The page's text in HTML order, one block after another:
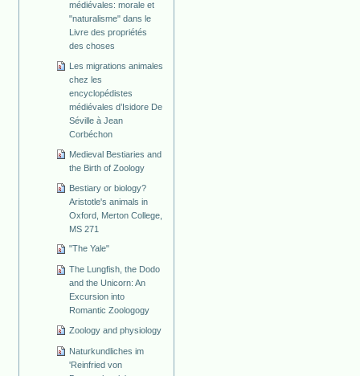
médiévales: morale et
"naturalisme" dans le
Livre des propriétés
des choses
Les migrations animales
chez les
encyclopédistes
médiévales d’Isidore De
Séville à Jean
Corbéchon
Medieval Bestiaries and
the Birth of Zoology
Bestiary or biology?
Aristotle's animals in
Oxford, Merton College,
MS 271
"The Yale"
The Lungfish, the Dodo
and the Unicorn: An
Excursion into
Romantic Zoologogy
Zoology and physiology
Naturkundliches im
'Reinfried von